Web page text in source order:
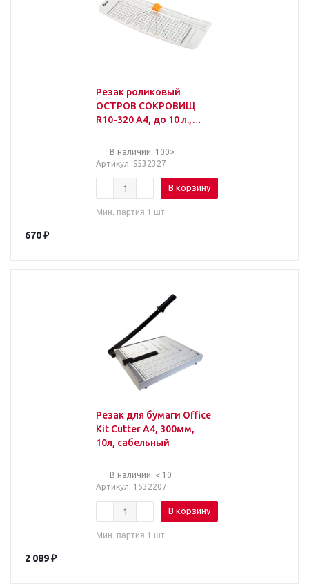
Резак роликовый
ОСТРОВ СОКРОВИЩ
R10-320 A4, до 10 л.,
532327
В наличии: 100>
Артикул: S532327
В корзину
Мин. партия 1 шт
670₽
Резак для бумаги Office
Kit Cutter A4, 300мм,
10л, сабельный
В наличии: < 10
Артикул: 1532207
В корзину
Мин. партия 1 шт
2 089₽